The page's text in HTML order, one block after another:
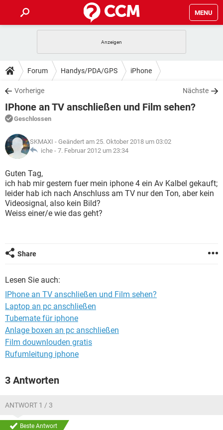
MENU
ANDROID IOS
WINDOWS 10
WHATSAPP TIKTOK
FACEBOOK
TIPPS & TRICKS
SPIELE STREAMING
WINDOWS 10
WHATSAPP
FACEBOOK HARDWARE
DOWNLOADS
SPIELE STREAMING
ANDROID
WINDOWS 10 INSTAGRAM
WHATSAPP
FACEBOOK
FORUM
SPIELE
ANDROID IOS
WHATSAPP TIKTOK
FACEBOOK
LEXIKON
SPIELE
ANDROID
WINDOWS 10 INSTAGRAM
WHATSAPP
Forum Handys/PDA/GPS iPhone
Vorherige Nächste
IPhone an TV anschließen und Film sehen?
Geschlossen
SKMAXI - Geändert am 25. Oktober 2018 um 03:02
iche - 7. Februar 2012 um 23:34
Guten Tag,
ich hab mir gestern fuer mein iphone 4 ein Av Kalbel gekauft;
leider hab ich nach Anschluss am TV nur den Ton, aber kein
Videosignal, also kein Bild?
Weiss einer/e wie das geht?
Share
Lesen Sie auch:
IPhone an TV anschließen und Film sehen?
Laptop an pc anschließen
Tubemate für iphone
Anlage boxen an pc anschließen
Film douwnlouden gratis
Rufumleitung iphone
3 Antworten
ANTWORT 1 / 3
Beste Antwort